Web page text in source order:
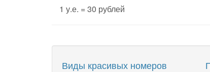
1 у.е. = 30 рублей
Виды красивых номеров